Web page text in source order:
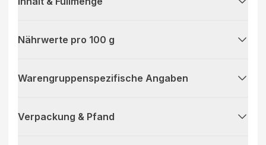
Nährwerte pro 100 g
Warengruppenspezifische Angaben
Verpackung & Pfand